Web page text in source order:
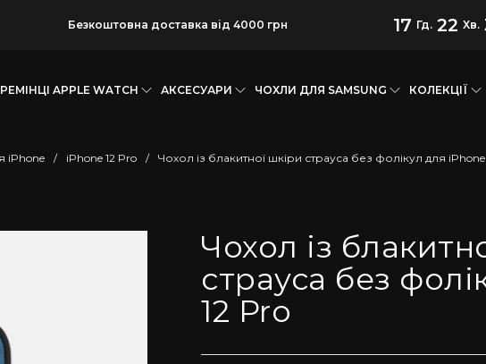
Безкоштовна доставка від 4000 грн 17 Гд. 22 Хв.
РЕМІНЦІ APPLE WATCH АКСЕСУАРИ ЧОХЛИ ДЛЯ SAMSUNG КОЛЕКЦІЇ
iPhone / iPhone 12 Pro / Чохол із блакитної шкіри страуса без фолікул для iPhone
Чохол із
страуса без
12 Pro